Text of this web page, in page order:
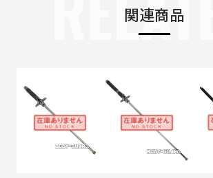
関連商品